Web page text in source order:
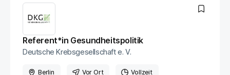
Referent*in Gesundheitspolitik
Deutsche Krebsgesellschaft e. V.
Berlin Vor Ort Vollzeit